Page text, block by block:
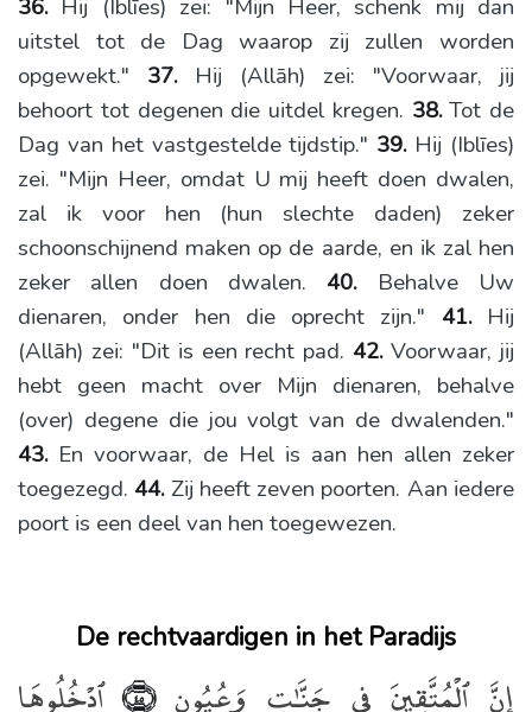
36. Hij (Iblīes) zei: "Mijn Heer, schenk mij dan
uitstel tot de Dag waarop zij zullen worden
opgewekt." 37.
Hij (Allāh) zei: "Voorwaar, jij
behoort tot degenen die uitdel kregen. 38. Tot de
Dag van het vastgestelde tijdstip." 39. Hij (Iblīes)
zei. "Mijn Heer, omdat U mij heeft doen dwalen,
zal ik voor hen (hun slechte daden) zeker
schoonschijnend maken op de aarde, en ik zal hen
zeker allen doen dwalen. 40.
Behalve Uw
dienaren, onder hen die oprecht zijn." 41. Hij
(Allāh) zei: "Dit is een recht pad. 42. Voorwaar, jij
hebt geen macht over Mijn dienaren, behalve
(over) degene die jou volgt van de dwalenden."
43. En voorwaar, de Hel is aan hen allen zeker
toegezegd. 44.Zij heeft zeven poorten. Aan iedere
poort is een deel van hen toegewezen.
De rechtvaardigen in het Paradijs
إِنَّ ٱلْمُتَّقِينَ فِى جَنَّـٰتٍۢ وَعُيُونٍ﴿٤٥﴾ ٱدْخُلُوهَا